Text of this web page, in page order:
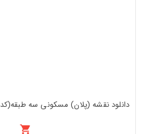
دانلود نقشه (پلان) مسکونی سه طبقه(کد3386)